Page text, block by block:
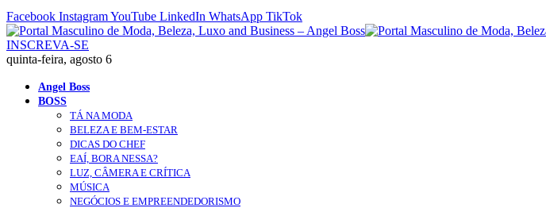
Facebook InstagramYouTube LinkedIn WhatsApp TikTok
INSCREVA-SE
quinta-feira, agosto 6
Angel Boss
BOSS
TÁ NA MODA
BELEZA E BEM-ESTAR
DICAS DO CHEF
EAÍ, BORA NESSA?
LUZ, CÂMERA E CRÍTICA
MÚSICA
NEGÓCIOS E EMPREENDEDORISMO